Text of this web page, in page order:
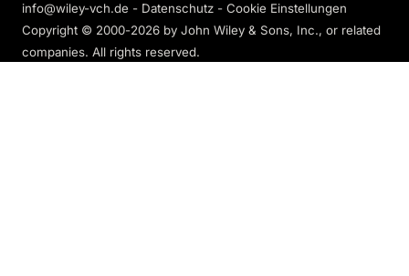
info@wiley-vch.de - Datenschutz - Cookie Einstellungen
Copyright © 2000-2026 by John Wiley & Sons, Inc., or related
companies. All rights reserved.